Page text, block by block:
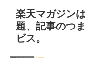
楽天マガジン
題、記事のつ
ビス。